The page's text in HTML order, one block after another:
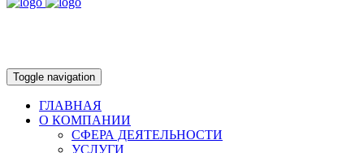
Toggle navigation
ГЛАВНАЯ
О КОМПАНИИ
СФЕРА ДЕЯТЕЛЬНОСТИ
УСЛУГИ